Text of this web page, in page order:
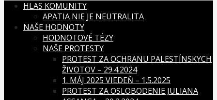
HLAS KOMUNITY
APATIA NIE JE NEUTRALITA
NAŠE HODNOTY
HODNOTOVÉ TÉZY
NAŠE PROTESTY
PROTEST ZA OCHRANU PALESTÍNSKYCH
ŽIVOTOV – 29.4.2024
1. MÁJ 2025 VIEDEŇ – 1.5.2025
PROTEST ZA OSLOBODENIE JULIANA